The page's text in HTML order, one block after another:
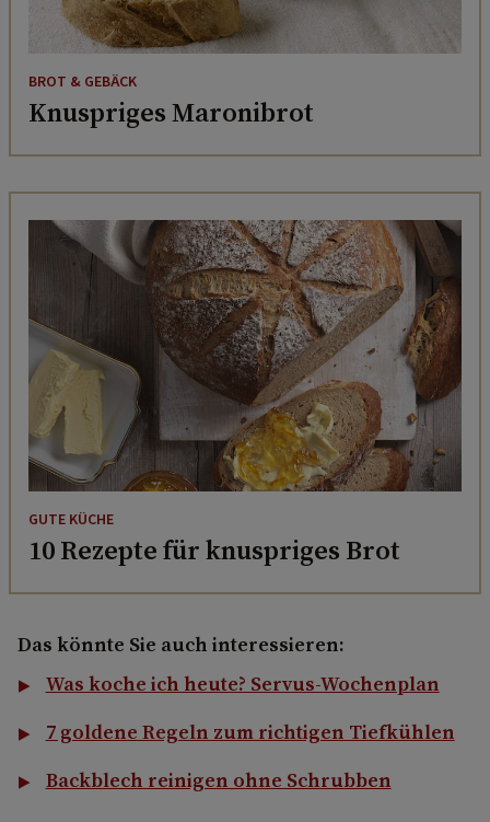
BROT & GEBÄCK
Knuspriges Maronibrot
GUTE KÜCHE
10 Rezepte für knuspriges Brot
Das könnte Sie auch interessieren:
Was koche ich heute? Servus-Wochenplan
7 goldene Regeln zum richtigen Tiefkühlen
Backblech reinigen ohne Schrubben